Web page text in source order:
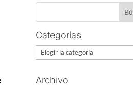
Categorías
Categorías
Archivo